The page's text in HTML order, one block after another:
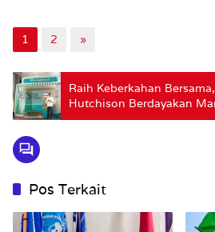
1 2 »
Raih Keberkahan
Hutchison Berdayakan
Indonesia
Pos Terkait